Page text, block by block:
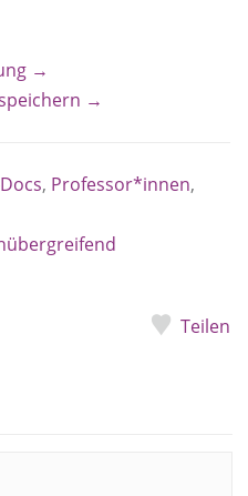
→
→
, Professor*innen,
Teilen